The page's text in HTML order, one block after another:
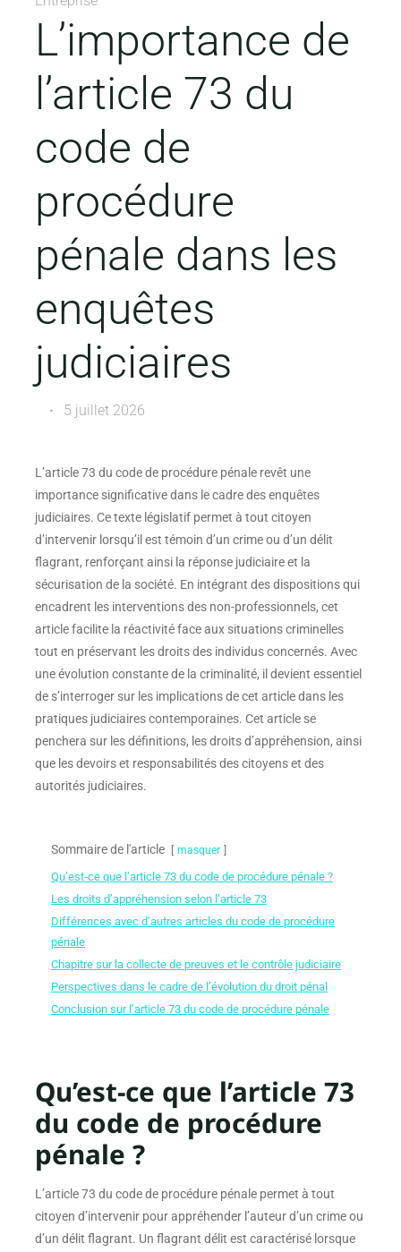
L’importance de
l’article 73 du
code de
procédure
pénale dans les
enquêtes
judiciaires
5 juillet 2026
L’article 73 du code de procédure pénale revêt une
importance significative dans le cadre des enquêtes
judiciaires. Ce texte législatif permet à tout citoyen
d’intervenir lorsqu’il est témoin d’un crime ou d’un délit
flagrant, renforçant ainsi la réponse judiciaire et la
sécurisation de la société. En intégrant des dispositions qui
encadrent les interventions des non-professionnels, cet
article facilite la réactivité face aux situations criminelles
tout en préservant les droits des individus concernés. Avec
une évolution constante de la criminalité, il devient essentiel
de s’interroger sur les implications de cet article dans les
pratiques judiciaires contemporaines. Cet article se
penchera sur les définitions, les droits d’appréhension, ainsi
que les devoirs et responsabilités des citoyens et des
autorités judiciaires.
Sommaire de l'article masquer
Qu’est-ce que l’article 73 du code de procédure pénale ?
Les droits d’appréhension selon l’article 73
Différences avec d’autres articles du code de procédure
pénale
Chapitre sur la collecte de preuves et le contrôle judiciaire
Perspectives dans le cadre de l’évolution du droit pénal
Conclusion sur l’article 73 du code de procédure pénale
Qu’est-ce que l’article 73
du code de procédure
pénale ?
L’article 73 du code de procédure pénale permet à tout
citoyen d’intervenir pour appréhender l’auteur d’un crime ou
d’un délit flagrant. Un flagrant délit est caractérisé lorsque